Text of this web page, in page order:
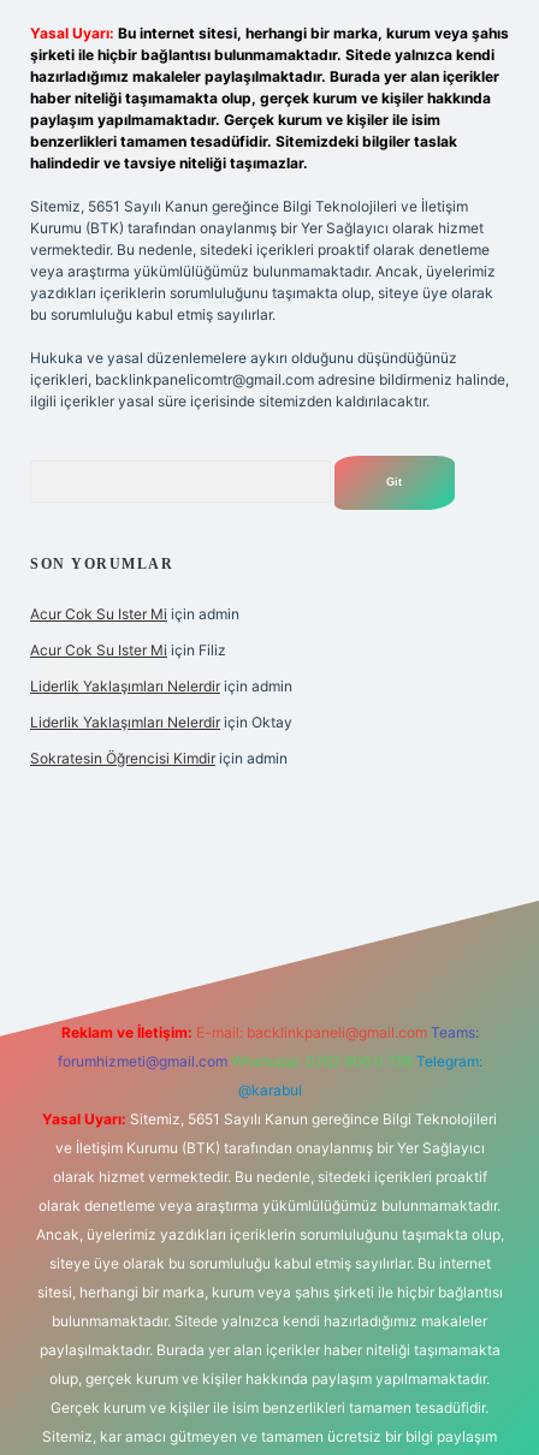
Yasal Uyarı: Bu internet sitesi, herhangi bir marka, kurum veya şahıs
şirketi ile hiçbir bağlantısı bulunmamaktadır. Sitede yalnızca kendi
hazırladığımız makaleler paylaşılmaktadır. Burada yer alan içerikler
haber niteliği taşımamakta olup, gerçek kurum ve kişiler hakkında
paylaşım yapılmamaktadır. Gerçek kurum ve kişiler ile isim
benzerlikleri tamamen tesadüfidir. Sitemizdeki bilgiler taslak
halindedir ve tavsiye niteliği taşımazlar.
Sitemiz, 5651 Sayılı Kanun gereğince Bilgi Teknolojileri ve İletişim
Kurumu (BTK) tarafından onaylanmış bir Yer Sağlayıcı olarak hizmet
vermektedir. Bu nedenle, sitedeki içerikleri proaktif olarak denetleme
veya araştırma yükümlülüğümüz bulunmamaktadır. Ancak, üyelerimiz
yazdıkları içeriklerin sorumluluğunu taşımakta olup, siteye üye olarak
bu sorumluluğu kabul etmiş sayılırlar.
Hukuka ve yasal düzenlemelere aykırı olduğunu düşündüğünüz
içerikleri, backlinkpanelicomtr@gmail.com adresine bildirmeniz halinde,
ilgili içerikler yasal süre içerisinde sitemizden kaldırılacaktır.
SON YORUMLAR
Acur Cok Su Ister Mi için admin
Acur Cok Su Ister Mi için Filiz
Liderlik Yaklaşımları Nelerdir için admin
Liderlik Yaklaşımları Nelerdir için Oktay
Sokratesin Öğrencisi Kimdir için admin
Reklam ve İletişim: E-mail: backlinkpaneli@gmail.com Teams:
forumhizmeti@gmail.com Whatsapp: 0262 606 0 726 Telegram:
@karabul
Yasal Uyarı: Sitemiz, 5651 Sayılı Kanun gereğince Bilgi Teknolojileri
ve İletişim Kurumu (BTK) tarafından onaylanmış bir Yer Sağlayıcı
olarak hizmet vermektedir. Bu nedenle, sitedeki içerikleri proaktif
olarak denetleme veya araştırma yükümlülüğümüz bulunmamaktadır.
Ancak, üyelerimiz yazdıkları içeriklerin sorumluluğunu taşımakta olup,
siteye üye olarak bu sorumluluğu kabul etmiş sayılırlar. Bu internet
sitesi, herhangi bir marka, kurum veya şahıs şirketi ile hiçbir bağlantısı
bulunmamaktadır. Sitede yalnızca kendi hazırladığımız makaleler
paylaşılmaktadır. Burada yer alan içerikler haber niteliği taşımamakta
olup, gerçek kurum ve kişiler hakkında paylaşım yapılmamaktadır.
Gerçek kurum ve kişiler ile isim benzerlikleri tamamen tesadüfidir.
Sitemiz, kar amacı gütmeyen ve tamamen ücretsiz bir bilgi paylaşım